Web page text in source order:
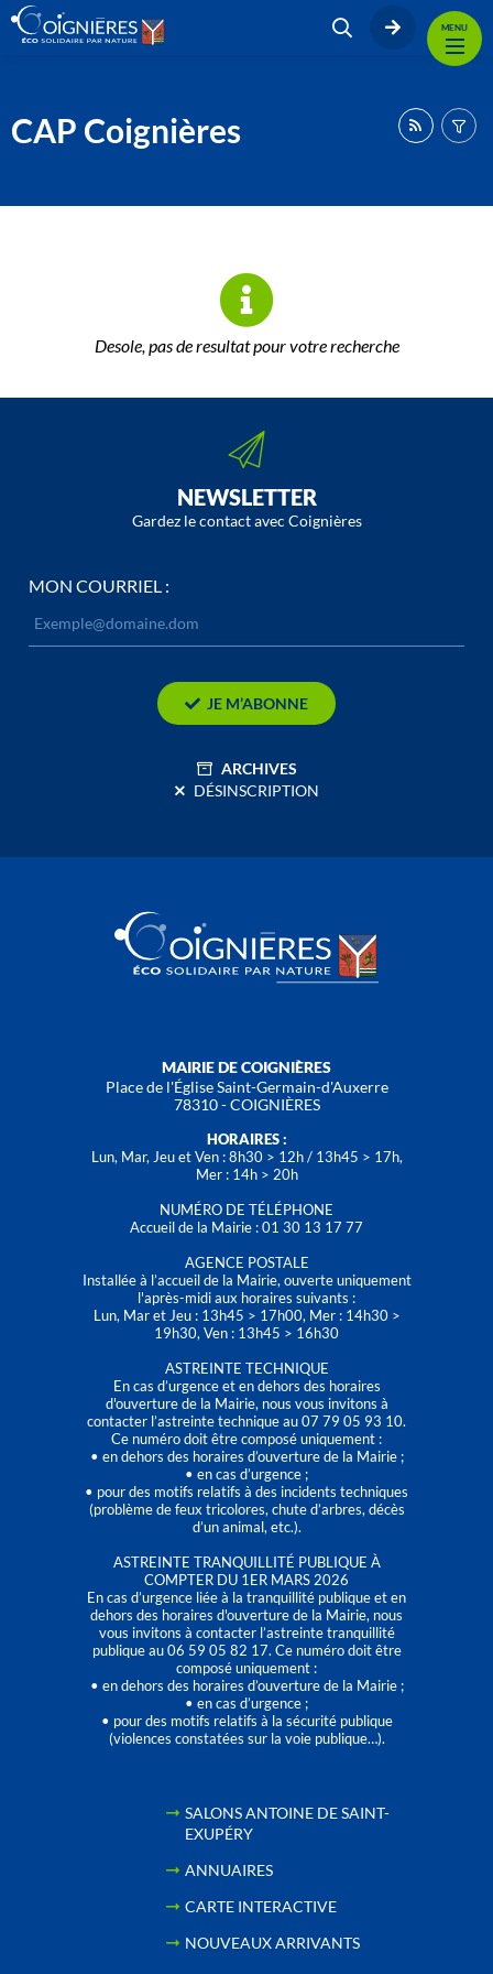
MENU
CAP Coignières
Desole, pas de resultat pour votre recherche
NEWSLETTER
Gardez le contact avec Coignières
MON COURRIEL :
JE M’ABONNE
ARCHIVES
DÉSINSCRIPTION
MAIRIE DE COIGNIÈRES
Place de l'Église Saint-Germain-d'Auxerre
78310 - COIGNIÈRES
HORAIRES :
Lun, Mar, Jeu et Ven : 8h30 > 12h / 13h45 > 17h,
Mer : 14h > 20h
NUMÉRO DE TÉLÉPHONE
Accueil de la Mairie : 01 30 13 17 77
AGENCE POSTALE
Installée à l’accueil de la Mairie, ouverte uniquement
l'après-midi aux horaires suivants :
Lun, Mar et Jeu : 13h45 > 17h00, Mer : 14h30 >
19h30, Ven : 13h45 > 16h30
ASTREINTE TECHNIQUE
En cas d’urgence et en dehors des horaires
d'ouverture de la Mairie, nous vous invitons à
contacter l’astreinte technique au 07 79 05 93 10.
Ce numéro doit être composé uniquement :
• en dehors des horaires d’ouverture de la Mairie ;
• en cas d’urgence ;
• pour des motifs relatifs à des incidents techniques
(problème de feux tricolores, chute d’arbres, décès
d’un animal, etc.).
ASTREINTE TRANQUILLITÉ PUBLIQUE À
COMPTER DU 1ER MARS 2026
En cas d’urgence liée à la tranquillité publique et en
dehors des horaires d'ouverture de la Mairie, nous
vous invitons à contacter l’astreinte tranquillité
publique au 06 59 05 82 17. Ce numéro doit être
composé uniquement :
• en dehors des horaires d’ouverture de la Mairie ;
• en cas d’urgence ;
• pour des motifs relatifs à la sécurité publique
(violences constatées sur la voie publique…).
SALONS ANTOINE DE SAINT-
EXUPÉRY
ANNUAIRES
CARTE INTERACTIVE
NOUVEAUX ARRIVANTS